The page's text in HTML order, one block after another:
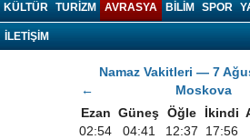
KÜLTÜR TURIZM AVRASYA BILIM SPOR
İLETİŞİM
Namaz Vakitleri — 7
←
Moskova
Ezan Güneş Öğle İkindi
02:54
04:41 12:37 17:56